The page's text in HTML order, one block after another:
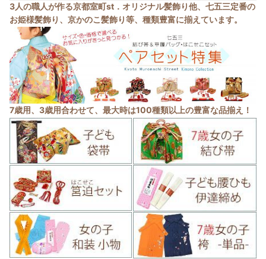
3人の職人が作る京都室町st．オリジナル髪飾り他、七五三定番の
お姫様髪飾り、京かのこ髪飾り等、種類豊富に揃えています。
7歳用、3歳用合わせて、最大時は100種類以上の豊富な品揃え！